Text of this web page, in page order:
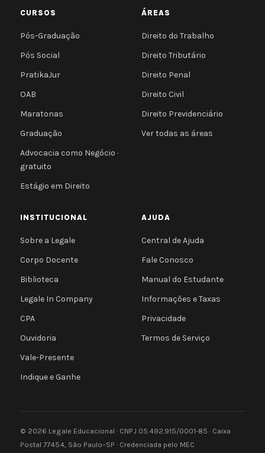
CURSOS
Pós-Graduação
Pós Social
PratikaJur
OAB
Maratonas
Graduação
Advocacia como Negócio ·
gratuito
Estágio em Direito
ÁREAS
Direito do Trabalho
Direito Tributário
Direito Penal
Direito Civil
Direito Previdenciário
Ver todas as áreas
INSTITUCIONAL
Sobre a Legale
Corpo Docente
Biblioteca
Legale In Company
CPA
Ouvidoria
Vale-Presente
Indique e Ganhe
AJUDA
Central de Ajuda
Fale Conosco
Manual do Estudante
Informações e Taxas
Privacidade
Termos de Serviço
© 2026 Legale Educacional · CNPJ 05.492.915/0001-85 · Caixa
Postal 77454, São Paulo–SP · Credenciada pelo MEC